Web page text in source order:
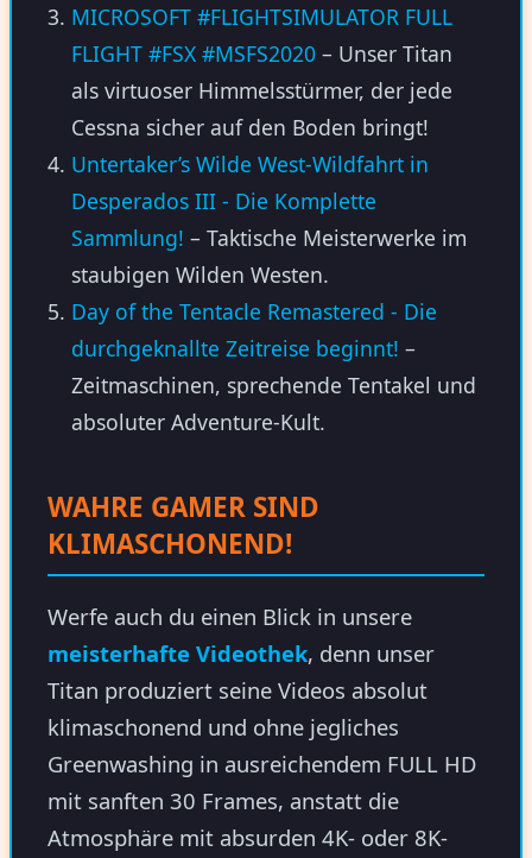
MICROSOFT #FLIGHTSIMULATOR FULL
FLIGHT #FSX #MSFS2020 – Unser Titan
als virtuoser Himmelsstürmer, der jede
Cessna sicher auf den Boden bringt!
Untertaker’s Wilde West-Wildfahrt in
Desperados III - Die Komplette
Sammlung! – Taktische Meisterwerke im
staubigen Wilden Westen.
Day of the Tentacle Remastered - Die
durchgeknallte Zeitreise beginnt! –
Zeitmaschinen, sprechende Tentakel und
absoluter Adventure-Kult.
WAHRE GAMER SIND
KLIMASCHONEND!
Werfe auch du einen Blick in unsere
meisterhafte Videothek, denn unser
Titan produziert seine Videos absolut
klimaschonend und ohne jegliches
Greenwashing in ausreichendem FULL HD
mit sanften 30 Frames, anstatt die
Atmosphäre mit absurden 4K- oder 8K-